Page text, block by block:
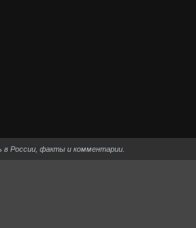
в России, факты и комментарии.